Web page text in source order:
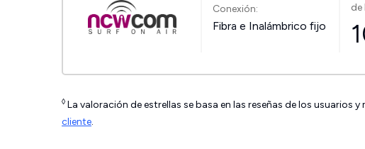
Conexión:
Fibra e Inalámbrico fijo
de
◊ La valoración de estrellas se basa en las reseñas de los usuarios y
cliente.